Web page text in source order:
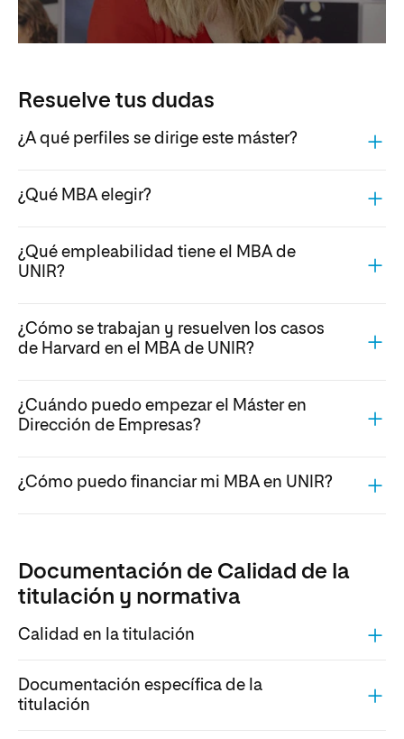
Resuelve tus dudas
¿A qué perfiles se dirige este máster?
¿Qué MBA elegir?
¿Qué empleabilidad tiene el MBA de
UNIR?
¿Cómo se trabajan y resuelven los casos
de Harvard en el MBA de UNIR?
¿Cuándo puedo empezar el Máster en
Dirección de Empresas?
¿Cómo puedo financiar mi MBA en UNIR?
Documentación de Calidad de la
titulación y normativa
Calidad en la titulación
Documentación específica de la
titulación